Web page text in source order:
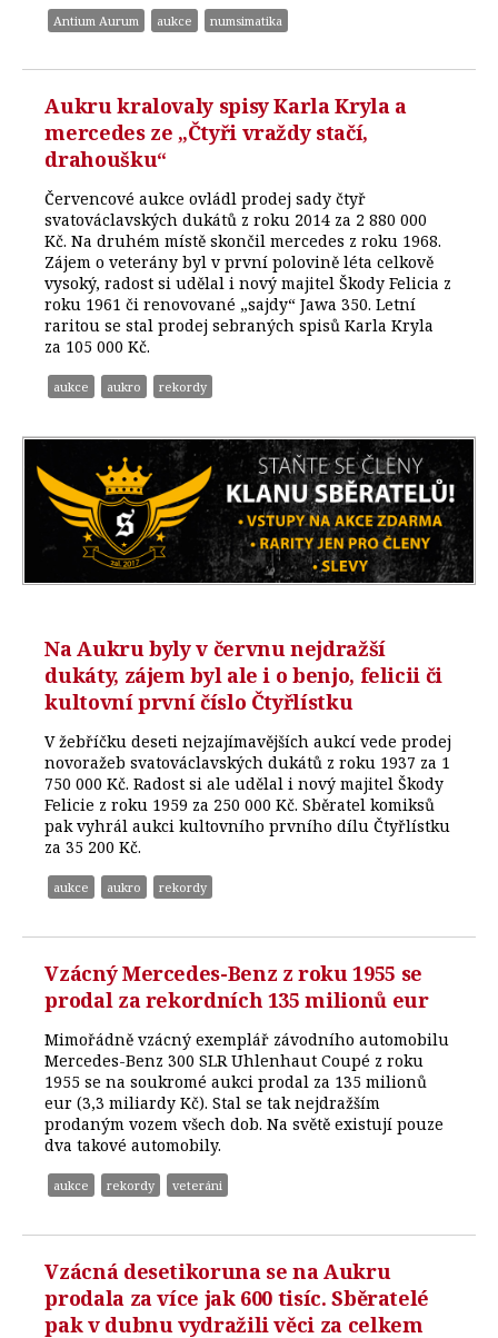
Antium Aurum aukce numsimatika
Aukru kralovaly spisy Karla Kryla a
mercedes ze „Čtyři vraždy stačí,
drahoušku“
Červencové aukce ovládl prodej sady čtyř
svatováclavských dukátů z roku 2014 za 2 880 000
Kč. Na druhém místě skončil mercedes z roku 1968.
Zájem o veterány byl v první polovině léta celkově
vysoký, radost si udělal i nový majitel Škody Felicia z
roku 1961 či renovované „sajdy“ Jawa 350. Letní
raritou se stal prodej sebraných spisů Karla Kryla
za 105 000 Kč.
aukce aukro rekordy
Na Aukru byly v červnu nejdražší
dukáty, zájem byl ale i o benjo, felicii či
kultovní první číslo Čtyřlístku
V žebříčku deseti nejzajímavějších aukcí vede prodej
novoražeb svatováclavských dukátů z roku 1937 za 1
750 000 Kč. Radost si ale udělal i nový majitel Škody
Felicie z roku 1959 za 250 000 Kč. Sběratel komiksů
pak vyhrál aukci kultovního prvního dílu Čtyřlístku
za 35 200 Kč.
aukce aukro rekordy
Vzácný Mercedes-Benz z roku 1955 se
prodal za rekordních 135 milionů eur
Mimořádně vzácný exemplář závodního automobilu
Mercedes-Benz 300 SLR Uhlenhaut Coupé z roku
1955 se na soukromé aukci prodal za 135 milionů
eur (3,3 miliardy Kč). Stal se tak nejdražším
prodaným vozem všech dob. Na světě existují pouze
dva takové automobily.
aukce rekordy veteráni
Vzácná desetikoruna se na Aukru
prodala za více jak 600 tisíc. Sběratelé
pak v dubnu vydražili věci za celkem